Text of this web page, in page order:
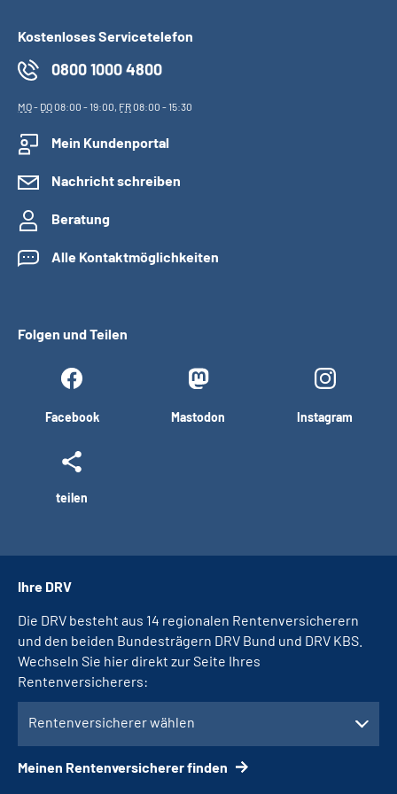
Kostenloses Servicetelefon
0800 1000 4800
MO- DO08:00 - 19:00, FR08:00 - 15:30
Mein Kundenportal
Nachricht schreiben
Beratung
Alle Kontaktmöglichkeiten
Folgen und Teilen
Facebook Mastodon Instagram
teilen
Ihre DRV
Die DRV besteht aus 14 regionalen Rentenversicherern
und den beiden Bundesträgern DRV Bund und DRV KBS.
Wechseln Sie hier direkt zur Seite Ihres
Rentenversicherers:
Rentenversicherer wählen
Meinen Rentenversicherer finden